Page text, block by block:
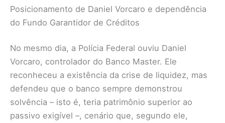
Posicionamento de Daniel Vorcaro e dependência
do Fundo Garantidor de Créditos
No mesmo dia, a Polícia Federal ouviu Daniel
Vorcaro, controlador do Banco Master. Ele
reconheceu a existência da crise de liquidez, mas
defendeu que o banco sempre demonstrou
solvência – isto é, teria patrimônio superior ao
passivo exigível –, cenário que, segundo ele,